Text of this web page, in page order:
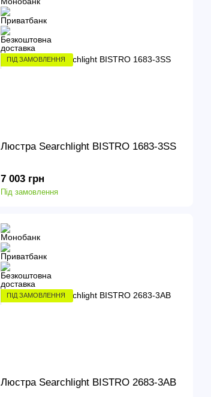
ПІД ЗАМОВЛЕННЯ
Люстра Searchlight BISTRO 1683-3SS
7 003 грн
Під замовлення
ПІД ЗАМОВЛЕННЯ
Люстра Searchlight BISTRO 2683-3AB